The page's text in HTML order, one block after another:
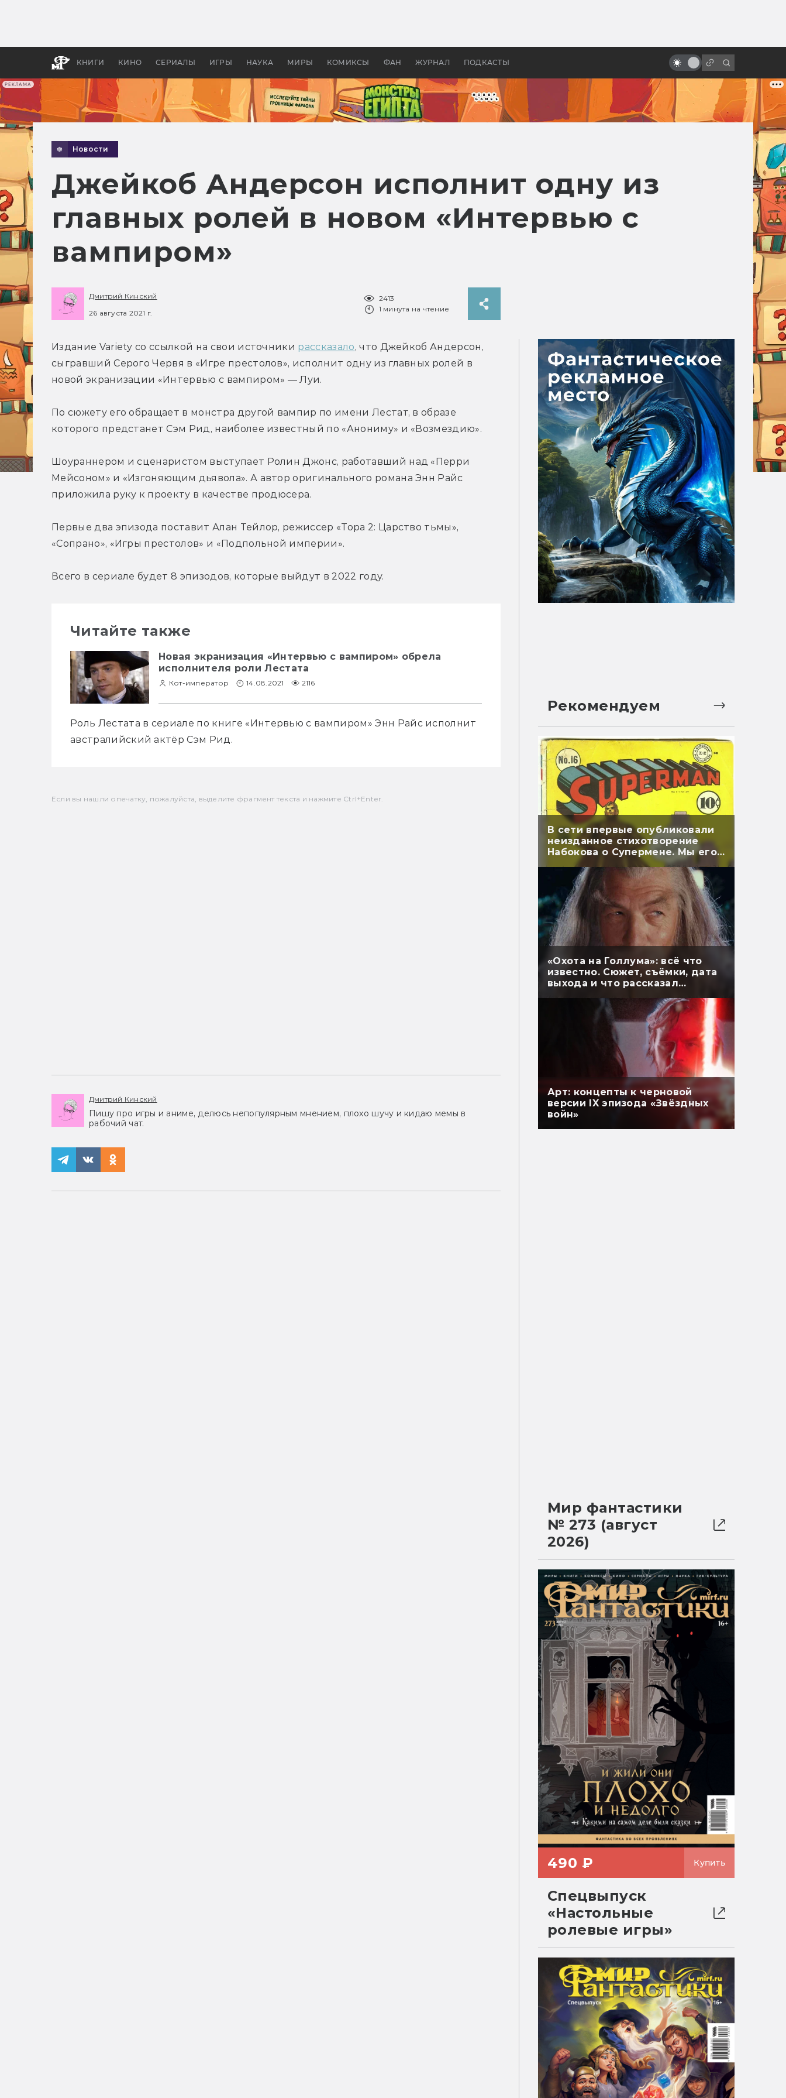
РЕКЛАМА
КНИГИ КИНО СЕРИАЛЫ ИГРЫ НАУКА МИРЫ КОМИКСЫ ФАН ЖУРНАЛ ПОДКАСТЫ
бы «Властелина колец»
Древней Грецией
лучшему
Новости
Джейкоб Андерсон исполнит одну из
главных ролей в новом «Интервью с
вампиром»
Дмитрий Кинский
26 августа 2021 г.
2413
1 минута на чтение
Издание Variety со ссылкой на свои источники рассказало, что Джейкоб Андерсон,
сыгравший Серого Червя в «Игре престолов», исполнит одну из главных ролей в
новой экранизации «Интервью с вампиром» — Луи.
По сюжету его обращает в монстра другой вампир по имени Лестат, в образе
которого предстанет Сэм Рид, наиболее известный по «Анониму» и «Возмездию».
Шоураннером и сценаристом выступает Ролин Джонс, работавший над «Перри
Мейсоном» и «Изгоняющим дьявола». А автор оригинального романа Энн Райс
приложила руку к проекту в качестве продюсера.
Первые два эпизода поставит Алан Тейлор, режиссер «Тора 2: Царство тьмы»,
«Сопрано», «Игры престолов» и «Подпольной империи».
Всего в сериале будет 8 эпизодов, которые выйдут в 2022 году.
Читайте также
Новая экранизация «Интервью с вампиром» обрела
исполнителя роли Лестата
Кот-император 14.08.2021 2116
Роль Лестата в сериале по книге «Интервью с вампиром» Энн Райс исполнит
австралийский актёр Сэм Рид.
Если вы нашли опечатку, пожалуйста, выделите фрагмент текста и нажмите Ctrl+Enter.
Дмитрий Кинский
Пишу про игры и аниме, делюсь непопулярным мнением, плохо шучу и кидаю мемы в
рабочий чат.
Рекомендуем
В сети впервые опубликовали
неизданное стихотворение
Набокова о Супермене. Мы его
перевели
«Охота на Голлума»: всё что
известно. Сюжет, съёмки, дата
выхода и что рассказал
Арт: концепты к черновой
версии IX эпизода «Звёздных
войн»
Мир фантастики
№ 273 (август
2026)
490 ₽ Купить
Спецвыпуск
«Настольные
ролевые игры»